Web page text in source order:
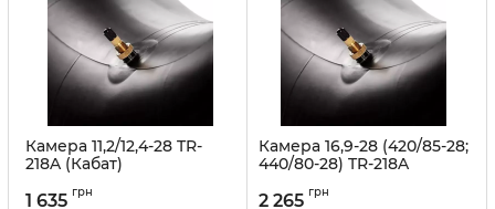
Камера 11,2/12,4-28 TR-
218A (Кабат)
1 635 грн
Камера 16,9-28 (420/85-28;
440/80-28) TR-218A
Артикул:
2 265 грн